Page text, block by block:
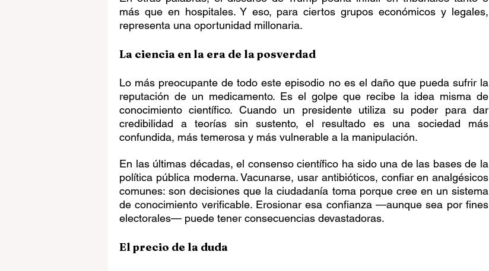
más que en hospitales. Y eso, para ciertos grupos económicos y legales,
representa una oportunidad millonaria.
La ciencia en la era de la posverdad
Lo más preocupante de todo este episodio no es el daño que pueda sufrir la
reputación de un medicamento. Es el golpe que recibe la idea misma de
conocimiento científico. Cuando un presidente utiliza su poder para dar
credibilidad a teorías sin sustento, el resultado es una sociedad más
confundida, más temerosa y más vulnerable a la manipulación.
En las últimas décadas, el consenso científico ha sido una de las bases de la
política pública moderna. Vacunarse, usar antibióticos, confiar en analgésicos
comunes: son decisiones que la ciudadanía toma porque cree en un sistema
de conocimiento verificable. Erosionar esa confianza —aunque sea por fines
electorales— puede tener consecuencias devastadoras.
El precio de la duda